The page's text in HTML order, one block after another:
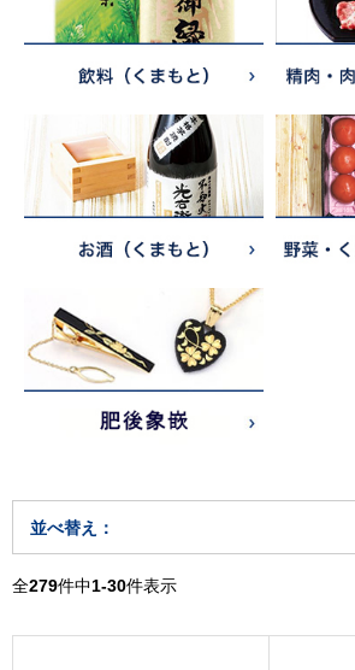
並べ替え：
全279件中1-30件表示